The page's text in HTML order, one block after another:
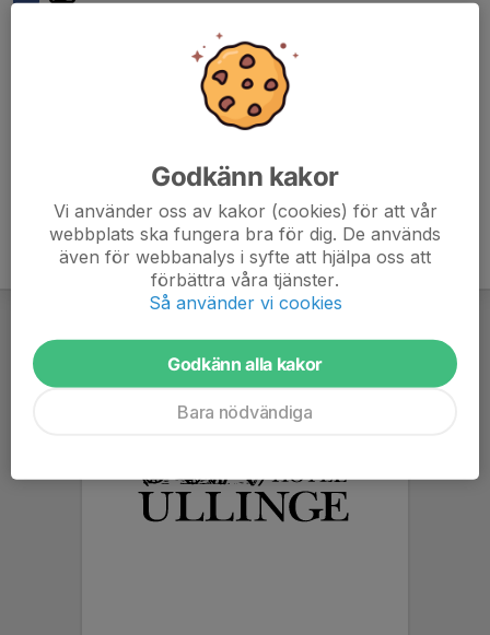
Godkänn kakor
Vi använder oss av kakor (cookies) för att vår
webbplats ska fungera bra för dig. De används
även för webbanalys i syfte att hjälpa oss att
förbättra våra tjänster.
Så använder vi cookies
Godkänn alla kakor
Bara nödvändiga